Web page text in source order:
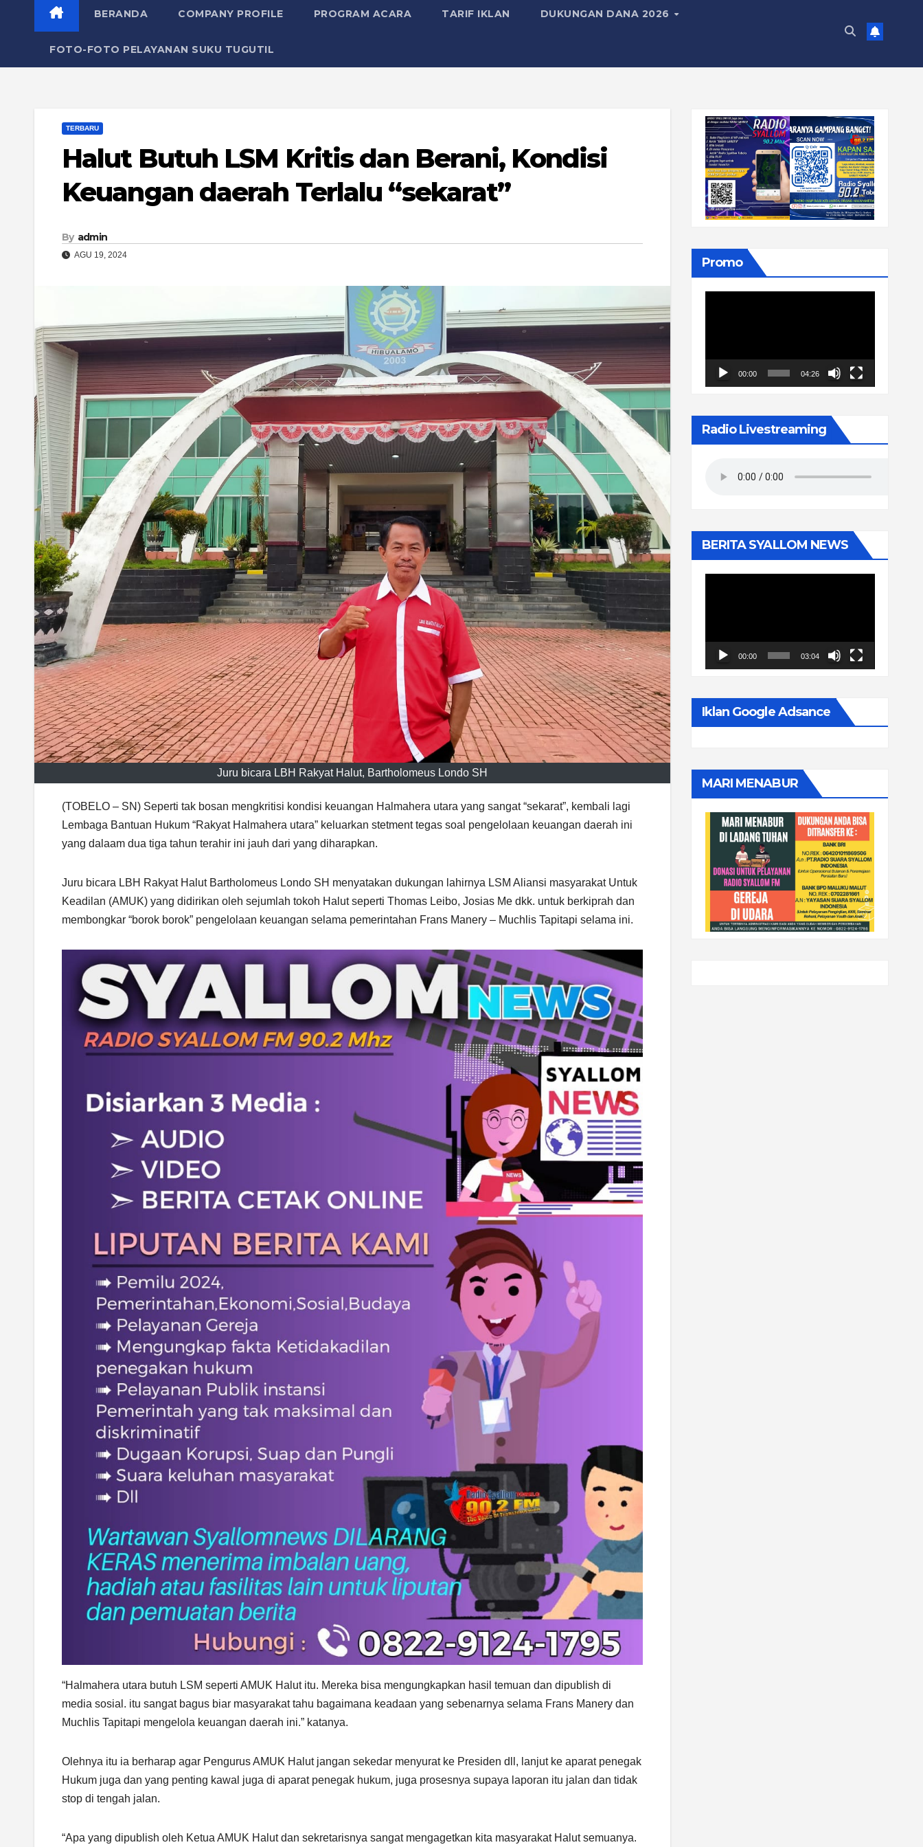
BERANDA COMPANY PROFILE PROGRAM ACARA TARIF IKLAN DUKUNGAN DANA 2026
FOTO-FOTO PELAYANAN SUKU TUGUTIL
TERBARU
Halut Butuh LSM Kritis dan Berani, Kondisi
Keuangan daerah Terlalu “sekarat”
By admin
AGU 19, 2024
Juru bicara LBH Rakyat Halut, Bartholomeus Londo SH
(TOBELO – SN) Seperti tak bosan mengkritisi kondisi keuangan Halmahera utara yang sangat “sekarat”, kembali lagi
Lembaga Bantuan Hukum “Rakyat Halmahera utara” keluarkan stetment tegas soal pengelolaan keuangan daerah ini
yang dalaam dua tiga tahun terahir ini jauh dari yang diharapkan.
Juru bicara LBH Rakyat Halut Bartholomeus Londo SH menyatakan dukungan lahirnya LSM Aliansi masyarakat Untuk
Keadilan (AMUK) yang didirikan oleh sejumlah tokoh Halut seperti Thomas Leibo, Josias Me dkk. untuk berkiprah dan
membongkar “borok borok” pengelolaan keuangan selama pemerintahan Frans Manery – Muchlis Tapitapi selama ini.
“Halmahera utara butuh LSM seperti AMUK Halut itu. Mereka bisa mengungkapkan hasil temuan dan dipublish di
media sosial. itu sangat bagus biar masyarakat tahu bagaimana keadaan yang sebenarnya selama Frans Manery dan
Muchlis Tapitapi mengelola keuangan daerah ini.” katanya.
Olehnya itu ia berharap agar Pengurus AMUK Halut jangan sekedar menyurat ke Presiden dll, lanjut ke aparat penegak
Hukum juga dan yang penting kawal juga di aparat penegak hukum, juga prosesnya supaya laporan itu jalan dan tidak
stop di tengah jalan.
“Apa yang dipublish oleh Ketua AMUK Halut dan sekretarisnya sangat mengagetkan kita masyarakat Halut semuanya.
Promo
00:00 04:26
Radio Livestreaming
BERITA SYALLOM NEWS
00:00 03:04
Iklan Google Adsance
MARI MENABUR